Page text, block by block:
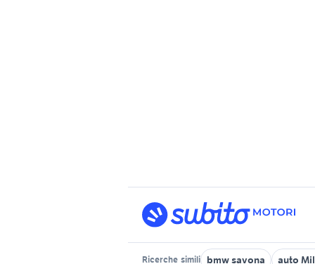
Ricerche simili bmw savona auto